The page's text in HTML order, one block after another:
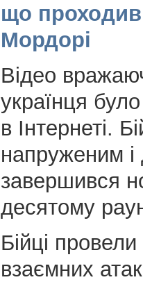
що
Мордорі
Відео
українця
в Інтернеті.
напруженим і
завершився
десятому
Бійці
взаємних